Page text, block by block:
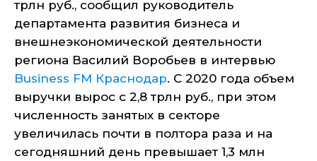
трлн руб., сообщил руководитель
департамента развития бизнеса и
внешнеэкономической деятельности
региона Василий Воробьев в интервью
Business FM Краснодар. С 2020 года объем
выручки вырос с 2,8 трлн руб., при этом
численность занятых в секторе
увеличилась почти в полтора раза и на
сегодняшний день превышает 1,3 млн